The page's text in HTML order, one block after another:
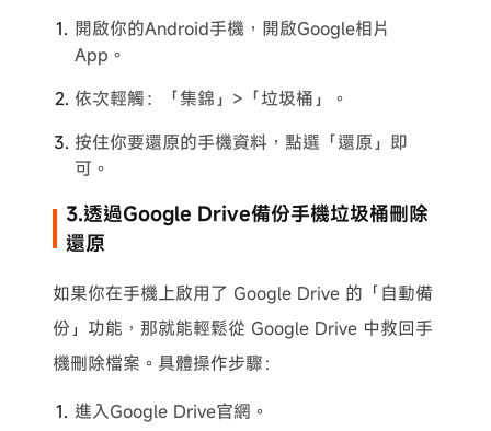
開啟你的Android手機，開啟Google相片
App。
依次輕觸：「集錦」>「垃圾桶」。
按住你要還原的手機資料，點選「還原」即
可。
3.透過Google Drive備份手機垃圾桶刪除
還原
如果你在手機上啟用了 Google Drive 的「自動備
份」功能，那就能輕鬆從 Google Drive 中救回手
機刪除檔案。具體操作步驟：
進入Google Drive官網。